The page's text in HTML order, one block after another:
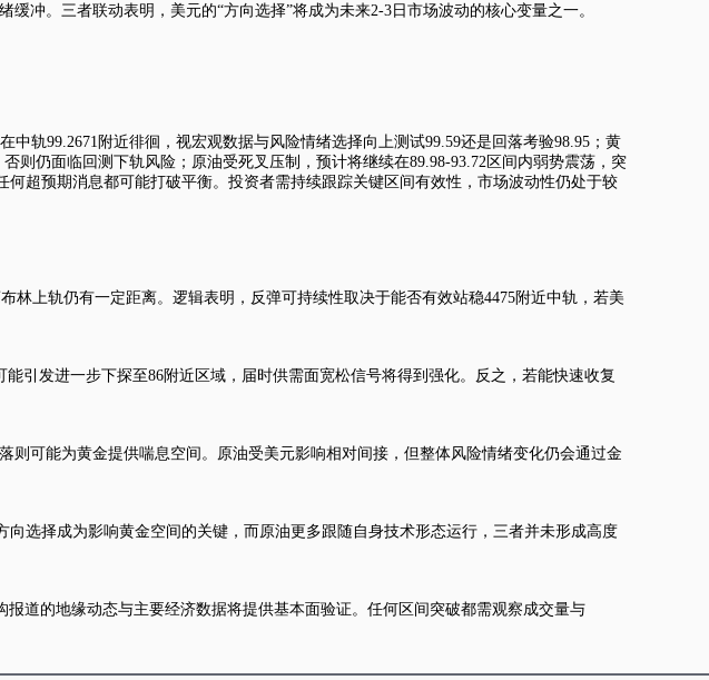
冲。三者联动表明，美元的“方向选择”将成为未来2-3日市场波动的核心变量之一。
中轨99.2671附近徘徊，视宏观数据与风险情绪选择向上测试99.59还是回落考验98.95；黄
则仍面临回测下轨风险；原油受死叉压制，预计将继续在89.98-93.72区间内弱势震荡，突
超预期消息都可能打破平衡。投资者需持续跟踪关键区间有效性，市场波动性仍处于较
上轨仍有一定距离。逻辑表明，反弹可持续性取决于能否有效站稳4475附近中轨，若美
引发进一步下探至86附近区域，届时供需面宽松信号将得到强化。反之，若能快速收复
可能为黄金提供喘息空间。原油受美元影响相对间接，但整体风险情绪变化仍会通过金
选择成为影响黄金空间的关键，而原油更多跟随自身技术形态运行，三者并未形成高度
道的地缘动态与主要经济数据将提供基本面验证。任何区间突破都需观察成交量与